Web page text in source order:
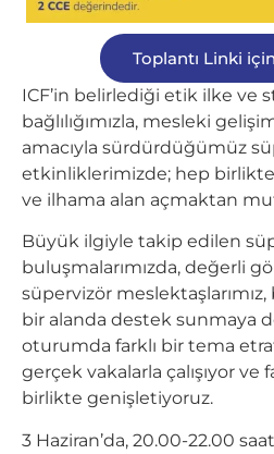
Toplantı Linki için
ICF’in belirlediği etik ilke ve
bağlılığımızla, mesleki
amacıyla sürdürdüğümüz
etkinliklerimizde; hep birlikte
ve ilhama alan açmaktan
Büyük ilgiyle takip edilen
buluşmalarımızda, değerli
süpervizör
bir alanda destek sunmaya
oturumda farklı bir tema
gerçek vakalarla çalışıyor ve
birlikte genişletiyoruz.
3 Haziran’da, 20.00-22.00